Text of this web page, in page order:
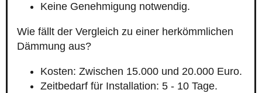
Keine Genehmigung notwendig.
Wie fällt der Vergleich zu einer herkömmlichen
Dämmung aus?
Kosten: Zwischen 15.000 und 20.000 Euro.
Zeitbedarf für Installation: 5 - 10 Tage.